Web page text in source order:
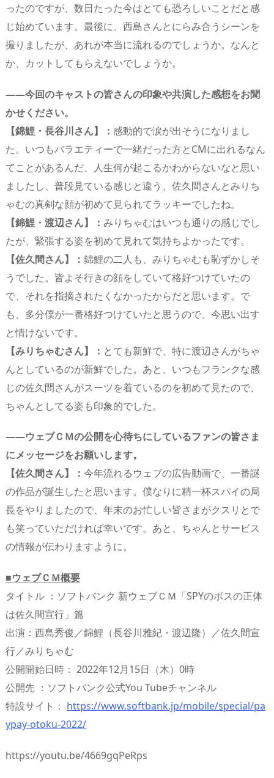
ったのですが、数日たった今はとても恐ろしいことだと感
じ始めています。最後に、西島さんとにらみ合うシーンを
撮りましたが、あれが本当に流れるのでしょうか。なんと
か、カットしてもらえないでしょうか。
――今回のキャストの皆さんの印象や共演した感想をお聞
かせください。
【錦鯉・長谷川さん】： 感動的で涙が出そうになりまし
た。いつもバラエティーで一緒だった方とCMに出れるなん
てことがあるんだ、人生何が起こるかわからないなと思い
ましたし、普段見ている感じと違う、佐久間さんとみりち
ゃむの真剣な顔が初めて見られてラッキーでしたね。
【錦鯉・渡辺さん】： みりちゃむはいつも通りの感じでし
たが、緊張する姿を初めて見れて気持ちよかったです。
【佐久間さん】： 錦鯉の二人も、みりちゃむも恥ずかしそ
うでした。皆よそ行きの顔をしていて格好つけていたの
で、それを指摘されたくなかったからだと思います。で
も、多分僕が一番格好つけていたと思うので、今思い出す
と情けないです。
【みりちゃむさん】： とても新鮮で、特に渡辺さんがちゃ
んとしているのが新鮮でした。あと、いつもフランクな感
じの佐久間さんがスーツを着ているのを初めて見たので、
ちゃんとしてる姿も印象的でした。
――ウェブＣＭの公開を心待ちにしているファンの皆さま
にメッセージをお願いします。
【佐久間さん】： 今年流れるウェブの広告動画で、一番謎
の作品が誕生したと思います。僕なりに精一杯スパイの局
長をやりましたので、年末のお忙しい皆さまがクスリとで
も笑っていただければ幸いです。あと、ちゃんとサービス
の情報が伝わりますように。
■​ウェブＣＭ概要
タイトル ：ソフトバンク 新ウェブＣＭ「SPYのボスの正体
は佐久間宣行」篇
出演：西島秀俊／錦鯉（長谷川雅紀・渡辺隆）／佐久間宣
行／みりちゃむ
公開開始日時： 2022年12月15日（木）0時
公開先 ：ソフトバンク公式You Tubeチャンネル
特設サイト： https://www.softbank.jp/mobile/special/pa
ypay-otoku-2022/
https://youtu.be/4669gqPeRps